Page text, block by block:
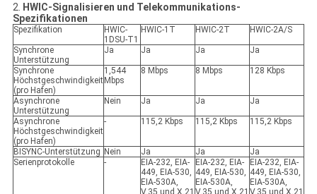
2.
HWIC-Signalisieren und Telekommunikations-
Spezifikationen
Spezifikation
HWIC-
1DSU-T1
HWIC-1T HWIC-2T HWIC-2A/S
Synchrone
Unterstützung
Ja Ja Ja Ja
Synchrone
Höchstgeschwindigkeit
(pro Hafen)
1,544
Mbps
8 Mbps 8 Mbps 128 Kbps
Asynchrone
Unterstützung
Nein Ja Ja Ja
Asynchrone
Höchstgeschwindigkeit
(pro Hafen)
- 115,2 Kbps 115,2 Kbps 115,2 Kbps
BISYNC-Unterstützung Nein Ja Ja
Ja
Serienprotokolle
-
EIA-232, EIA-
449, EIA-530,
EIA-530A,
V.35 und X.21
EIA-232, EIA-
449, EIA-530,
EIA-530A,
V.35 und X.21
EIA-232, EIA-
449, EIA-530,
EIA-530A,
V.35 und X.21